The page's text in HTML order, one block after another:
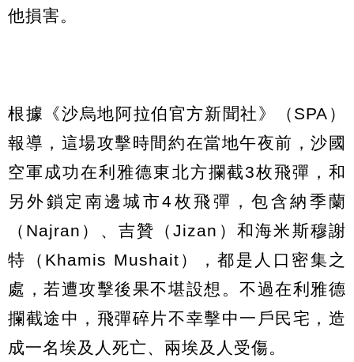
他損害。
根據《沙烏地阿拉伯官方新聞社》（SPA）
報導，這場攻擊時間約在當地午夜前，沙國
空軍成功在利雅德東北方攔截3枚飛彈，和
另外鎖定南邊城市4枚飛彈，包含納季蘭
（Najran）、吉贊（Jizan）和海米斯穆謝
特（Khamis Mushait），都是人口密集之
處，若遭攻擊後果不堪設想。不過在利雅德
攔截途中，飛彈碎片不幸擊中一戶民宅，造
成一名埃及人死亡、兩埃及人受傷。